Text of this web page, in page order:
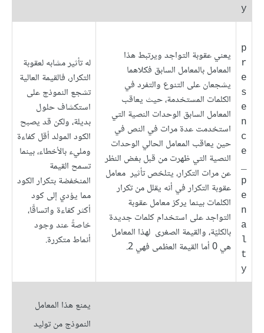
y
p
r
e
s
e
n
c
e
p
e
n
a
l
t
y
يعني عقوبة التواجد ويرتبط هذا
المعامل بالمعامل السابق فكلاهما
يشجعان على التنوع والتفرد في
الكلمات المستخدمة، حيث يعاقب
المعامل السابق الوحدات النصية التي
استخدمت عدة مرات في النص في
حين يعاقب المعامل الحالي الوحدات
النصية التي ظهرت من قبل بغض النظر
عن مرات التكرار، يتلخص تأثير معامل
عقوبة التكرار في أنه يقلل من تكرار
الكلمات بينما يركز معامل عقوبة
التواجد على استخدام كلمات جديدة
بالكليّة، والقيمة الصغرى لهذا المعامل
هي 0 أما القيمة العظمى فهي 2.
له تأثير مشابه لعقوبة
التكرار، فالقيمة العالية
تشجع النموذج على
استكشاف حلول
بديلة، ولكن قد يصبح
الكود المولد أقل كفاءة
ومليء بالأخطاء، بينما
تسمح القيمة
المنخفضة بتكرار الكود
مما يؤدي إلى كود
أكثر كفاءة واتساقًا،
خاصةً عند وجود
أنماط متكررة.
يمنع هذا المعامل
النموذج من توليد